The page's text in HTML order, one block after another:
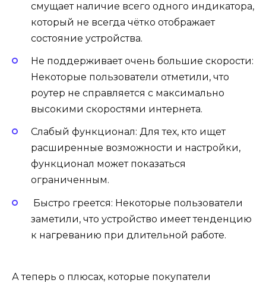
смущает наличие всего одного индикатора,
который не всегда чётко отображает
состояние устройства.
Не поддерживает очень большие скорости:
Некоторые пользователи отметили, что
роутер не справляется с максимально
высокими скоростями интернета.
Слабый функционал: Для тех, кто ищет
расширенные возможности и настройки,
функционал может показаться
ограниченным.
Быстро греется: Некоторые пользователи
заметили, что устройство имеет тенденцию
к нагреванию при длительной работе.
А теперь о плюсах, которые покупатели